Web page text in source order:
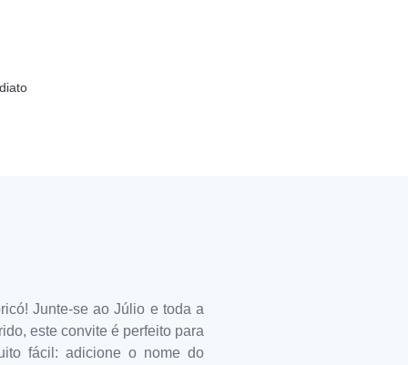
Junte-se ao Júlio e toda a
este convite é perfeito para
fácil: adicione o nome do